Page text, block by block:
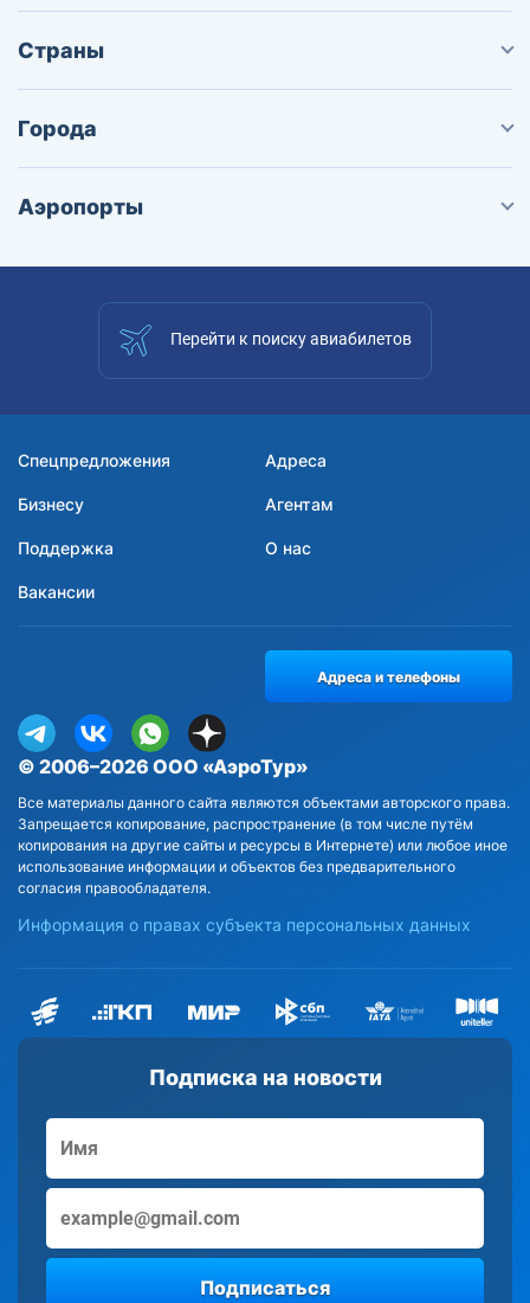
Страны
Города
Аэропорты
Перейти к поиску авиабилетов
Спецпредложения Адреса
Бизнесу Агентам
Поддержка О нас
Вакансии
Подписка на новости
Подписаться
© 2006–2026 ООО «АэроТур»
Все материалы данного сайта являются объектами авторского права.
Запрещается копирование, распространение (в том числе путём
копирования на другие сайты и ресурсы в Интернете) или любое иное
использование информации и объектов без предварительного
согласия правообладателя.
Информация о правах субъекта персональных данных
Адреса и телефоны